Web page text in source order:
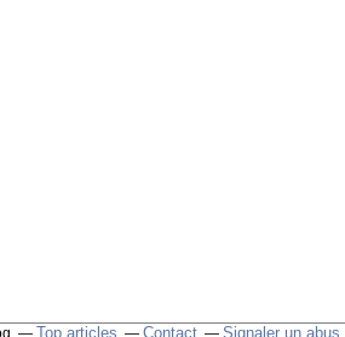
Top articles Contact Signaler un abus